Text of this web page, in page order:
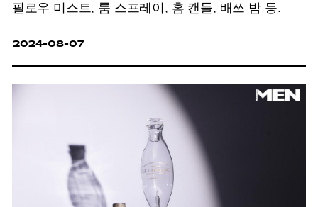
필로우 미스트, 룸 스프레이, 홈 캔들, 배쓰 밤 등.
2024-08-07